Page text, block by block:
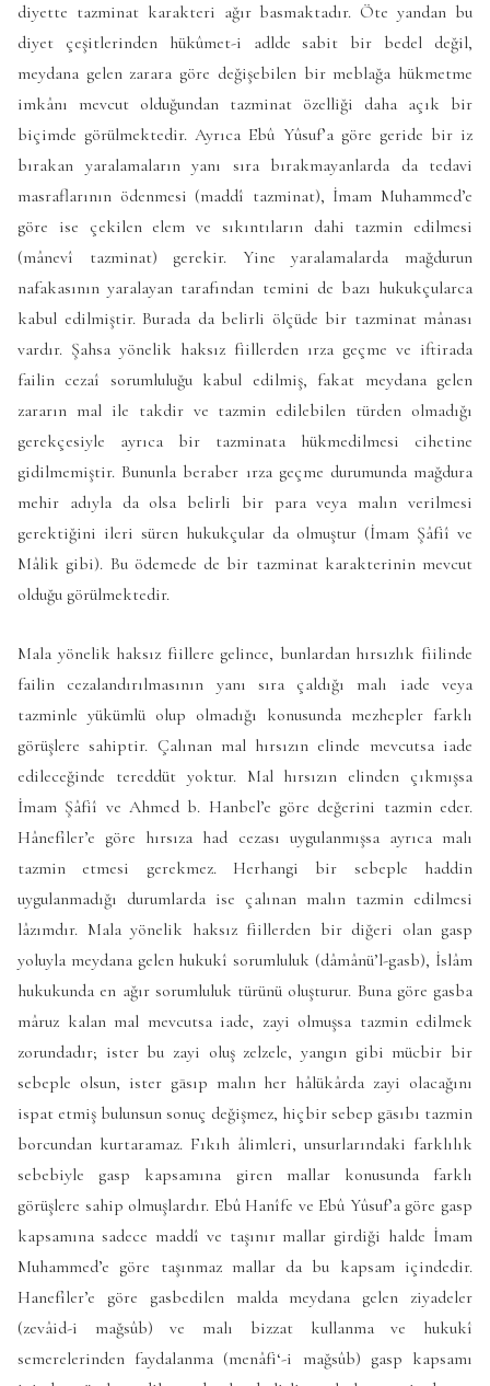
diyette tazminat karakteri ağır basmaktadır. Öte yandan bu
diyet çeşitlerinden hükûmet-i adlde sabit bir bedel değil,
meydana gelen zarara göre değişebilen bir meblağa hükmetme
imkânı mevcut olduğundan tazminat özelliği daha açık bir
biçimde görülmektedir. Ayrıca Ebû Yûsuf’a göre geride bir iz
bırakan yaralamaların yanı sıra bırakmayanlarda da tedavi
masraflarının ödenmesi (maddî tazminat), İmam Muhammed’e
göre ise çekilen elem ve sıkıntıların dahi tazmin edilmesi
(mânevî tazminat) gerekir. Yine yaralamalarda mağdurun
nafakasının yaralayan tarafından temini de bazı hukukçularca
kabul edilmiştir. Burada da belirli ölçüde bir tazminat mânası
vardır. Şahsa yönelik haksız fiillerden ırza geçme ve iftirada
failin cezaî sorumluluğu kabul edilmiş, fakat meydana gelen
zararın mal ile takdir ve tazmin edilebilen türden olmadığı
gerekçesiyle ayrıca bir tazminata hükmedilmesi cihetine
gidilmemiştir. Bununla beraber ırza geçme durumunda mağdura
mehir adıyla da olsa belirli bir para veya malın verilmesi
gerektiğini ileri süren hukukçular da olmuştur (İmam Şâfiî ve
Mâlik gibi). Bu ödemede de bir tazminat karakterinin mevcut
olduğu görülmektedir.
Mala yönelik haksız fiillere gelince, bunlardan hırsızlık fiilinde
failin cezalandırılmasının yanı sıra çaldığı malı iade veya
tazminle yükümlü olup olmadığı konusunda mezhepler farklı
görüşlere sahiptir. Çalınan mal hırsızın elinde mevcutsa iade
edileceğinde tereddüt yoktur. Mal hırsızın elinden çıkmışsa
İmam Şâfiî ve Ahmed b. Hanbel’e göre değerini tazmin eder.
Hânefîler’e göre hırsıza had cezası uygulanmışsa ayrıca malı
tazmin etmesi gerekmez. Herhangi bir sebeple haddin
uygulanmadığı durumlarda ise çalınan malın tazmin edilmesi
lâzımdır. Mala yönelik haksız fiillerden bir diğeri olan gasp
yoluyla meydana gelen hukukî sorumluluk (dâmânü’l-gasb), İslâm
hukukunda en ağır sorumluluk türünü oluşturur. Buna göre gasba
mâruz kalan mal mevcutsa iade, zayi olmuşsa tazmin edilmek
zorundadır; ister bu zayi oluş zelzele, yangın gibi mücbir bir
sebeple olsun, ister gāsıp malın her hâlükârda zayi olacağını
ispat etmiş bulunsun sonuç değişmez, hiçbir sebep gāsıbı tazmin
borcundan kurtaramaz. Fıkıh âlimleri, unsurlarındaki farklılık
sebebiyle gasp kapsamına giren mallar konusunda farklı
görüşlere sahip olmuşlardır. Ebû Hanîfe ve Ebû Yûsuf’a göre gasp
kapsamına sadece maddî ve taşınır mallar girdiği halde İmam
Muhammed’e göre taşınmaz mallar da bu kapsam içindedir.
Hanefîler’e göre gasbedilen malda meydana gelen ziyadeler
(zevâid-i mağsûb) ve malı bizzat kullanma ve hukukî
semerelerinden faydalanma (menâfi‘-i mağsûb) gasp kapsamı